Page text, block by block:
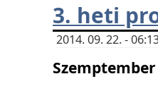
3. heti
2014. 09. 22. -